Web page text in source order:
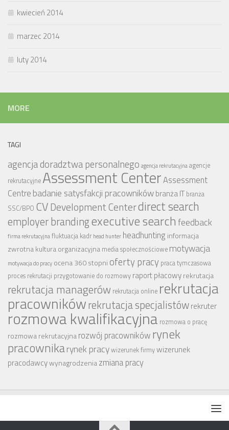
kwiecień 2014
marzec 2014
luty 2014
MORE
TAGI
agencja doradztwa personalnego agencja rekrutacyjnaagencje
rekrutacyjne Assessment CenterAssessment
Centre badanie satysfakcji pracownikówbranża IT branża
SSC/BPO CV Development Centerdirect search
employer brandingexecutive searchfeedback
firma rekrutacyjnafluktuacja kadr head hunter headhunting informacja
zwrotnakultura organizacyjna media społecznościowe motywacja
motywacja do pracy ocena 360 stopni oferty pracy praca tymczasowa
proces rekrutacji przygotowanie do rozmowy raport płacowyrekrutacja
rekrutacja managerów rekrutacja online rekrutacja
pracownikówrekrutacja specjalistówrekruter
rozmowa kwalifikacyjna rozmowa o pracę
rozmowa rekrutacyjnarozwój pracowników rynek
pracownikarynek pracywizerunek firmywizerunek
pracodawcywynagrodzeniazmiana pracy